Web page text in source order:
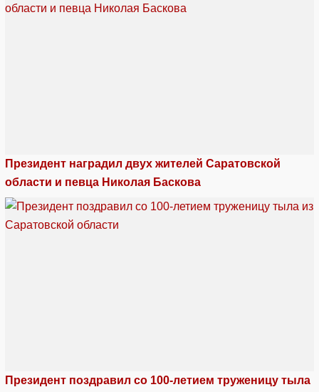
Президент наградил двух жителей Саратовской
области и певца Николая Баскова
Президент поздравил со 100-летием труженицу тыла